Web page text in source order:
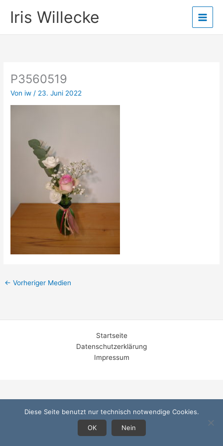
InhaltIris Willecke
P3560519
Von iw / 23. Juni 2022
← Vorheriger Medien
Startseite
Datenschutzerklärung
Impressum
Diese Seite benutzt nur technisch notwendige Cookies.
OK
Nein